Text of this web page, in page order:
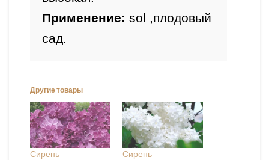
Применение: sol ,плодовый
сад.
Другие товары
Сирень
Сирень